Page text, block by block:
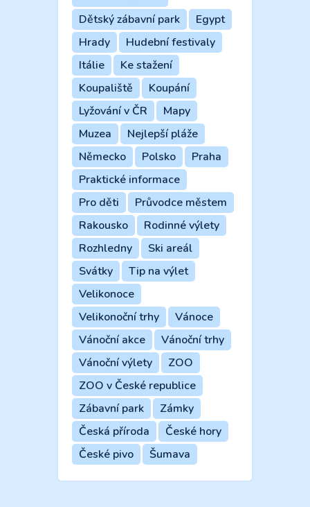
Dětský zábavní park
Egypt
Hrady
Hudební festivaly
Itálie
Ke stažení
Koupaliště
Koupání
Lyžování v ČR
Mapy
Muzea
Nejlepší pláže
Německo
Polsko
Praha
Praktické informace
Pro děti
Průvodce městem
Rakousko
Rodinné výlety
Rozhledny
Ski areál
Svátky
Tip na výlet
Velikonoce
Velikonoční trhy
Vánoce
Vánoční akce
Vánoční trhy
Vánoční výlety
ZOO
ZOO v České republice
Zábavní park
Zámky
Česká příroda
České hory
České pivo
Šumava